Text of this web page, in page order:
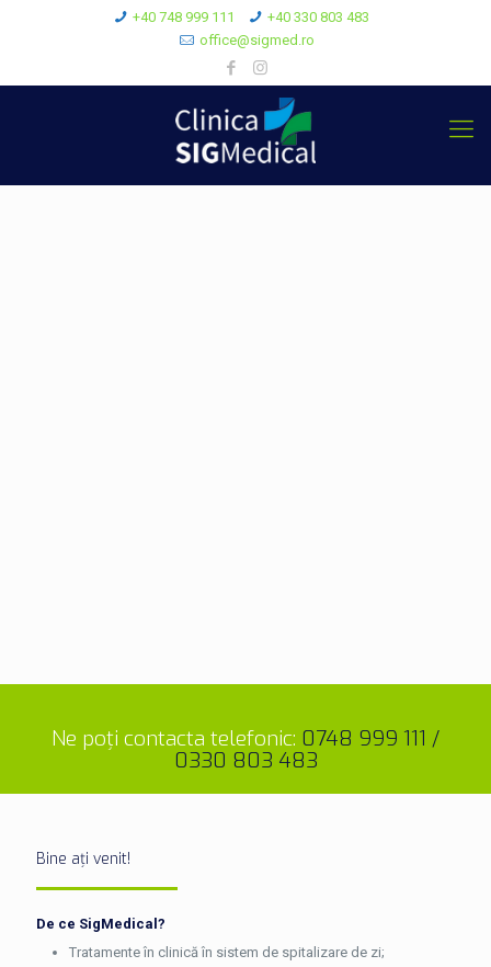
+40 748 999 111
+40 330 803 483
office@sigmed.ro
Ne poți contacta telefonic: 0748 999 111 /
0330 803 483
Bine ați venit!
De ce SigMedical?
Tratamente în clinică în sistem de spitalizare de zi;